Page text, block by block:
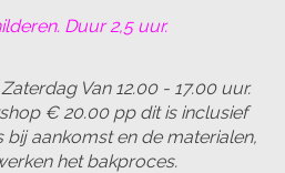
Duur 2,5 uur.
Van 12.00 - 17.00 uur.
€ 20.00 pp dit is inclusief
bij aankomst en de materialen,
het bakproces.